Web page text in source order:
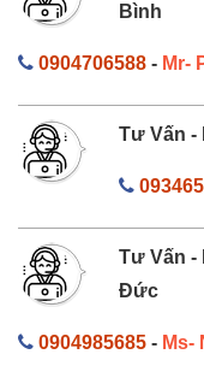
Bình
0904706588 - Mr-
Tư Vấn -
Tư Vấn -
Đức
0904985685 - Ms-